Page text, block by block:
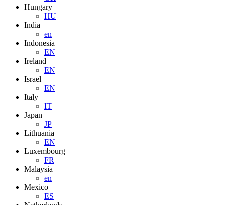
Hungary
HU
India
en
Indonesia
EN
Ireland
EN
Israel
EN
Italy
IT
Japan
JP
Lithuania
EN
Luxembourg
FR
Malaysia
en
Mexico
ES